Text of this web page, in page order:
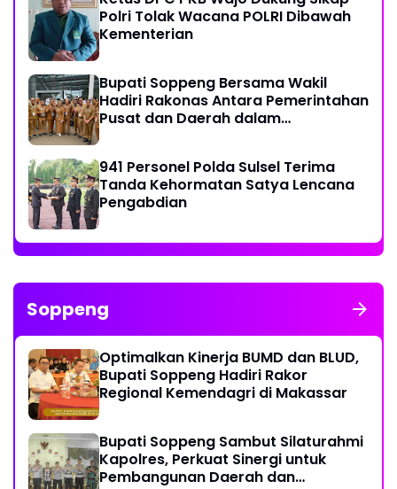
Polri Tolak Wacana POLRI Dibawah
Kementerian
Bupati Soppeng Bersama Wakil
Hadiri Rakonas Antara Pemerintahan
Pusat dan Daerah dalam
941 Personel Polda Sulsel Terima
Tanda Kehormatan Satya Lencana
Pengabdian
Soppeng
Optimalkan Kinerja BUMD dan BLUD,
Bupati Soppeng Hadiri Rakor
Regional Kemendagri di Makassar
Bupati Soppeng Sambut Silaturahmi
Kapolres, Perkuat Sinergi untuk
Pembangunan Daerah dan